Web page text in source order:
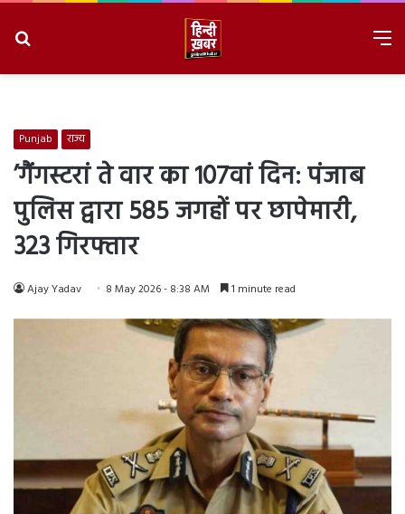
Punjab राज्य
’गैंगस्टरां ते वार का 107वां दिन: पंजाब
पुलिस द्वारा 585 जगहों पर छापेमारी,
323 गिरफ्तार
Ajay Yadav 8 May 2026 - 8:38 AM 1 minute read